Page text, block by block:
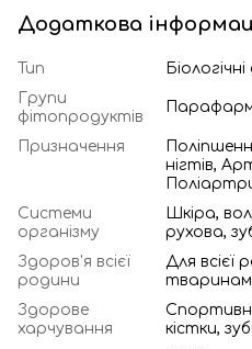
Додаткова
Тип
Групи
фітопродуктів
Призначення
нігтів,
Системи
організму
Шкіра,
рухова,
Здоров'я всієї
родини
Для всієї
Здорове
харчування
кістки,